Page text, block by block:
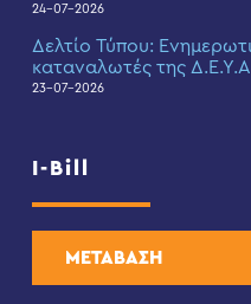
24-07-2026
Δελτίο Τύπου:
καταναλωτές της
23-07-2026
I-Bill
ΜΕΤΑΒΑΣΗ